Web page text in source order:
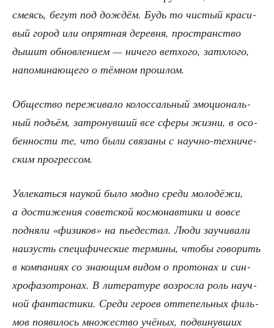
сме­ясь, бегут под дождём. Будь то чистый кра­си­
вый город или опрят­ная дерев­ня, про­стран­ство
дышит обнов­ле­ни­ем — ниче­го вет­хо­го, затх­ло­го,
напо­ми­на­ю­ще­го о тём­ном прошлом.
Обще­ство пере­жи­ва­ло колос­саль­ный эмо­ци­о­наль­
ный подъ­ём, затро­нув­ший все сфе­ры жиз­ни, в осо­
бен­но­сти те, что были свя­за­ны с науч­но-тех­ни­че­
ским прогрессом.
Увле­кать­ся нау­кой было мод­но сре­ди моло­дё­жи,
а дости­же­ния совет­ской кос­мо­нав­ти­ки и вовсе
под­ня­ли «физи­ков» на пье­де­стал. Люди заучи­ва­ли
наизусть спе­ци­фи­че­ские тер­ми­ны, что­бы гово­рить
в ком­па­ни­ях со зна­ю­щим видом о про­то­нах и син­
хро­фа­зо­тро­нах. В лите­ра­ту­ре воз­рос­ла роль науч­
ной фан­та­сти­ки. Сре­ди геро­ев отте­пель­ных филь­
мов появи­лось мно­же­ство учё­ных, подви­нув­ших